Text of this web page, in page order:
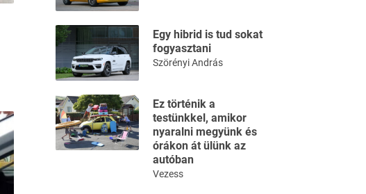
Egy hibrid is tud sokat
fogyasztani
Szörényi András
Ez történik a
testünkkel, amikor
nyaralni megyünk és
órákon át ülünk az
autóban
Vezess